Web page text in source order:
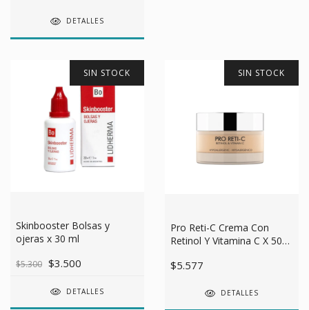
DETALLES
SIN STOCK
Skinbooster Bolsas y
ojeras x 30 ml
$5.300 $3.500
DETALLES
SIN STOCK
Pro Reti-C Crema Con
Retinol Y Vitamina C X 50
$5.577
DETALLES